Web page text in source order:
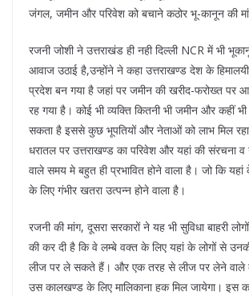
जंगल, जमीन और परिवेश को बचाने कठोर भू-कानून की
रजनी जोशी ने उत्तराखंड ही नही दिल्ली NCR में भी
आवाज उठाई है,उन्होंने ने कहा उत्तराखण्ड देश के
प्रदेश बन गया है जहां पर जमीन की खरीद-फरोख्त पर
रह गया है। कोई भी व्यक्ति कितनी भी जमीन और कहीं
सकता है इससे कुछ भूपतियों और नेताओं को लाभ मिल रहा
धरातल पर उत्तराखण्ड का परिवेश और यहां की संरचना व
वाले समय मे बहुत ही प्रभावित होने वाला है। जो कि
के लिए गंभीर खतरा उत्पन्न होने वाला है।
रजनी की मांग, दूसरा सरकारों ने यह भी सुविधा बाहरी
की कर दी है कि वे लम्बे वक्त के लिए यहां के लोगों से
लीज पर ले सकते हैं। और एक तरह से लीज पर लेने वाले
उस कालखण्ड के लिए मालिकाना हक मिल जायेगा। इस